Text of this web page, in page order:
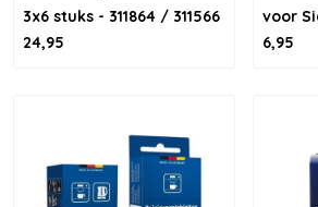
3x6 stuks - 311864 / 311566
/ TCZ6002
24,95
voor
6,95